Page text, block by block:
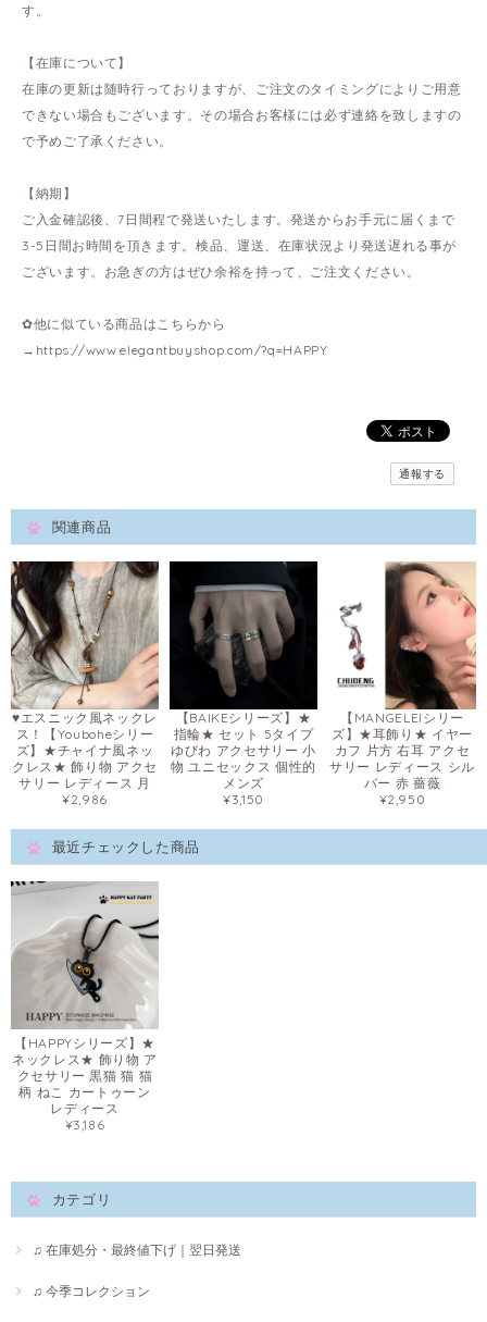
す。
【在庫について】
在庫の更新は随時行っておりますが、ご注文のタイミングによりご用意
できない場合もございます。その場合お客様には必ず連絡を致しますの
で予めご了承ください。
【納期】
ご入金確認後、7日間程で発送いたします。発送からお手元に届くまで
3-5日間お時間を頂きます。検品、運送、在庫状況より発送遅れる事が
ございます。お急ぎの方はぜひ余裕を持って、ご注文ください。
✿他に似ている商品はこちらから
→ https://www.elegantbuyshop.com/?q=HAPPY
通報する
関連商品
♥エスニック風ネックレ
ス！【Youboheシリー
ズ】★チャイナ風ネッ
クレス★ 飾り物 アクセ
サリー レディース 月
¥2,986
【BAIKEシリーズ】★
指輪★ セット 5タイプ
ゆびわ アクセサリー 小
物 ユニセックス 個性的
メンズ
¥3,150
【MANGELEIシリー
ズ】★耳飾り★ イヤー
カフ 片方 右耳 アクセ
サリー レディース シル
バー 赤 薔薇
¥2,950
最近チェックした商品
【HAPPYシリーズ】★
ネックレス★ 飾り物 ア
クセサリー 黒猫 猫 猫
柄 ねこ カートゥーン
レディース
¥3,186
カテゴリ
♫ 在庫処分・最終値下げ｜翌日発送
♫ 今季コレクション